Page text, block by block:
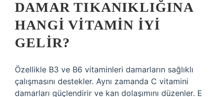
DAMAR TIKANIKLIĞINA
HANGI VITAMIN IYI
GELIR?
Özellikle B3 ve B6 vitaminleri damarların sağlıklı
çalışmasını destekler. Aynı zamanda C vitamini
damarları güçlendirir ve kan dolaşımını düzenler. E